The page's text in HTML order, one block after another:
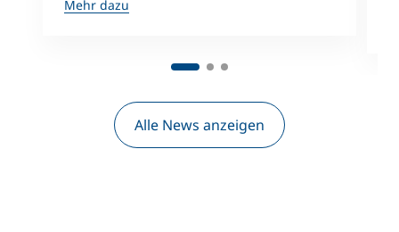
Mehr dazu
Alle News anzeigen